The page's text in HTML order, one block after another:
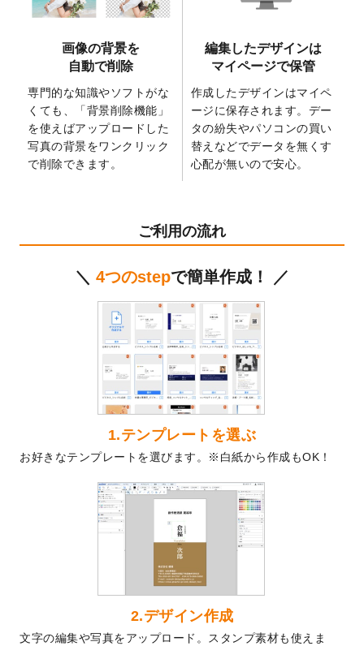
た。
を追加しました。
マスキングテープのデザインテンプレート
を追加しました。
2025/1/15
配置できるデータ形式が増えました。
（pdf、psd、eps、tifに対応）
2024/12/24
2025年版4月始まりのカレンダーデザイン
箔押し年賀状のデザインテンプレート
ステッカーのデザインテンプレート
しました。
2025年巳年の年賀状デザインテンプレート
を公開いたしました。
喪中はがきのデザインテンプレート
いたしました。
2025年版1月始まりのカレンダーデザイン
テンプレート
を公開いたしました。
なりました！
プラスチックカードのデザインテンプレー
トを追加しました。
回数券のデザインテンプレート
した。
暑中見舞いのデザインテンプレート
しました。
メッセージカードのデザインテンプレート
を追加しました。
画像の背景を
自動で削除
専門的な知識やソフトがな
くても、「背景削除機能」
を使えばアップロードした
写真の背景をワンクリック
で削除できます。
編集したデザインは
マイページで保管
作成したデザインはマイペ
ージに保存されます。デー
タの紛失やパソコンの買い
替えなどでデータを無くす
心配が無いので安心。
ご利用の流れ
＼ 4つのstepで簡単作成！ ／
1.テンプレートを選ぶ
お好きなテンプレートを選びます。※白紙から作成もOK！
2.デザイン作成
文字の編集や写真をアップロード。スタンプ素材も使えま